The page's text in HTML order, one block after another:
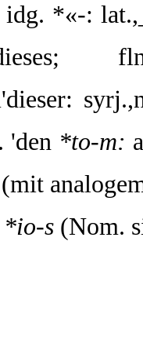
idg. *«-:
*to-m:
(mit
*io-s (Nom.